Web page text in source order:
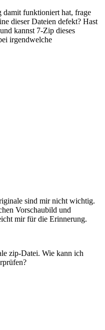
damit funktioniert hat, frage
dieser Dateien defekt? Hast
kannst 7-Zip dieses
irgendwelche
sind mir nicht wichtig.
Vorschaubild und
mir für die Erinnerung.
zip-Datei. Wie kann ich